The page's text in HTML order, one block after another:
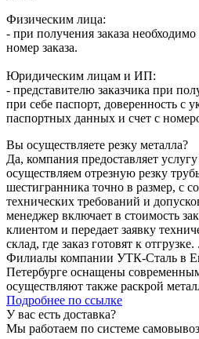
Физическим лица:
- при получения заказа
номер заказа.
Юридическим лицам и ИП:
- представителю заказчика при
при себе паспорт, доверенность с
паспортных данных и счет с
Вы осуществляете резку металла?
Да, компания предоставляет
осуществляем отрезную резку
шестигранника точно в размер, с
технических требований и
менеджер включает в стоимость
клиентом и передает заявку
склад, где заказ готовят к отгрузке. .
Филиалы компании УТК-Сталь в
Петербурге оснащены
осуществляют также раскрой
Подробнее по ссылке
У вас есть доставка?
Мы работаем по системе